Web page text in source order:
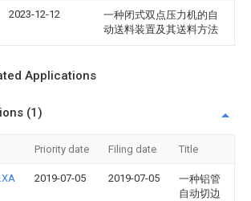
2023-12-12
一种闭式双点压力机的自
动送料装置及其送料方法
Applications
(1)
Priority date Filing date Title
2019-07-05 2019-07-05
一种铝管
自动切边